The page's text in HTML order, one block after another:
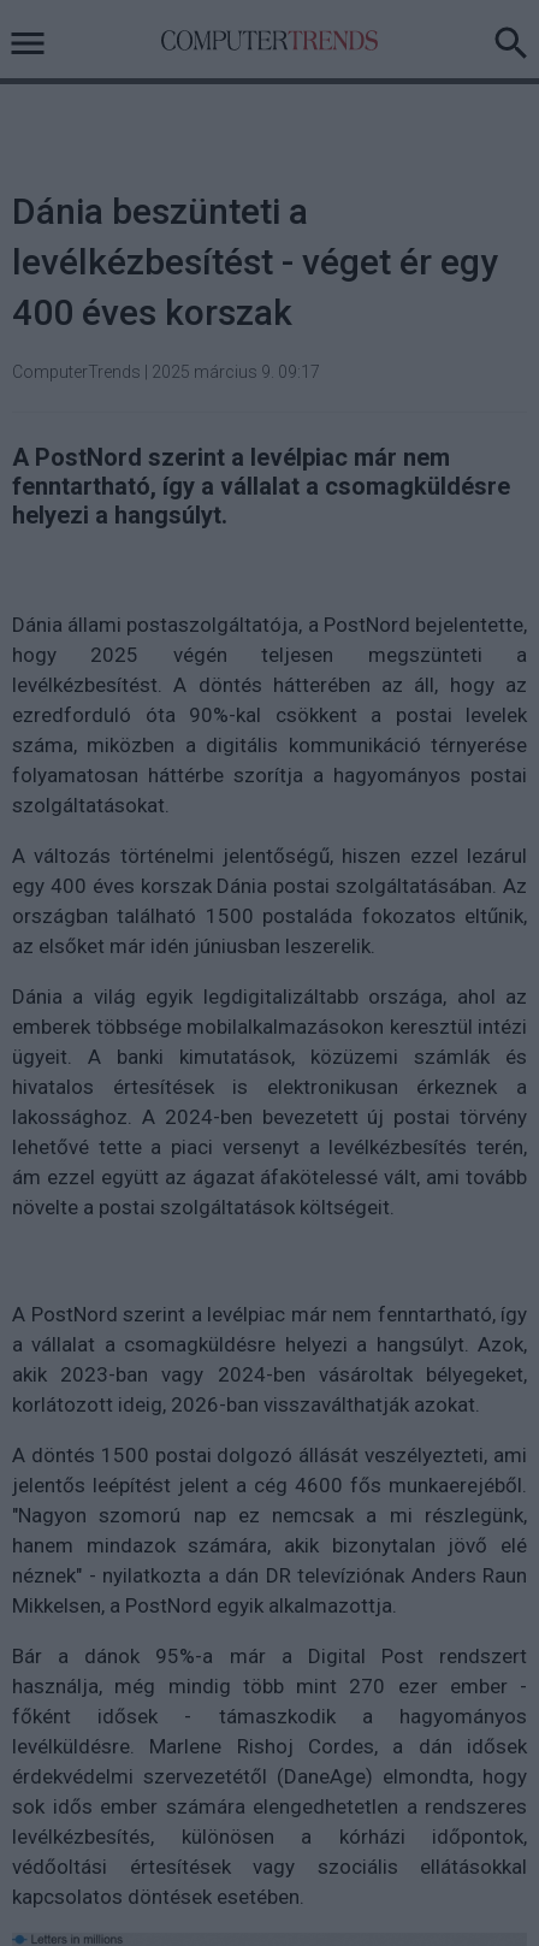
Dánia beszünteti a
levélkézbesítést - véget ér egy
400 éves korszak
ComputerTrends 2025 március 9. 09:17
A PostNord szerint a levélpiac már nem
fenntartható, így a vállalat a csomagküldésre
helyezi a hangsúlyt.
Dánia állami postaszolgáltatója, a PostNord bejelentette,
hogy 2025 végén teljesen megszünteti a
levélkézbesítést. A döntés hátterében az áll, hogy az
ezredforduló óta 90%-kal csökkent a postai levelek
száma, miközben a digitális kommunikáció térnyerése
folyamatosan háttérbe szorítja a hagyományos postai
szolgáltatásokat.
A változás történelmi jelentőségű, hiszen ezzel lezárul
egy 400 éves korszak Dánia postai szolgáltatásában. Az
országban található 1500 postaláda fokozatos eltűnik,
az elsőket már idén júniusban leszerelik.
Dánia a világ egyik legdigitalizáltabb országa, ahol az
emberek többsége mobilalkalmazásokon keresztül intézi
ügyeit. A banki kimutatások, közüzemi számlák és
hivatalos értesítések is elektronikusan érkeznek a
lakossághoz. A 2024-ben bevezetett új postai törvény
lehetővé tette a piaci versenyt a levélkézbesítés terén,
ám ezzel együtt az ágazat áfakötelessé vált, ami tovább
növelte a postai szolgáltatások költségeit.
A PostNord szerint a levélpiac már nem fenntartható, így
a vállalat a csomagküldésre helyezi a hangsúlyt. Azok,
akik 2023-ban vagy 2024-ben vásároltak bélyegeket,
korlátozott ideig, 2026-ban visszaválthatják azokat.
A döntés 1500 postai dolgozó állását veszélyezteti, ami
jelentős leépítést jelent a cég 4600 fős munkaerejéből.
"Nagyon szomorú nap ez nemcsak a mi részlegünk,
hanem mindazok számára, akik bizonytalan jövő elé
néznek" - nyilatkozta a dán DR televíziónak Anders Raun
Mikkelsen, a PostNord egyik alkalmazottja.
Bár a dánok 95%-a már a Digital Post rendszert
használja, még mindig több mint 270 ezer ember -
főként idősek - támaszkodik a hagyományos
levélküldésre. Marlene Rishoj Cordes, a dán idősek
érdekvédelmi szervezetétől (DaneAge) elmondta, hogy
sok idős ember számára elengedhetetlen a rendszeres
levélkézbesítés, különösen a kórházi időpontok,
védőoltási értesítések vagy szociális ellátásokkal
kapcsolatos döntések esetében.